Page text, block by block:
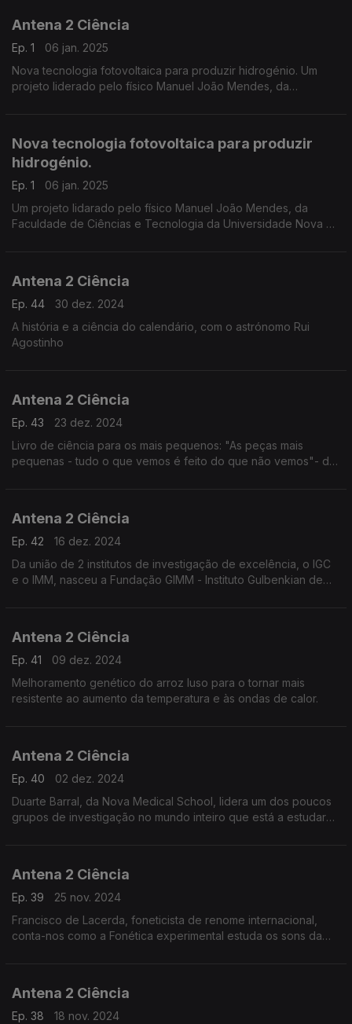
Antena 2 Ciência
Ep. 1
06 jan. 2025
Nova tecnologia fotovoltaica para produzir hidrogénio. Um
projeto liderado pelo físico Manuel João Mendes, da
Nova tecnologia fotovoltaica para produzir
hidrogénio.
Ep. 1
06 jan. 2025
Um projeto lidarado pelo físico Manuel João Mendes, da
Faculdade de Ciências e Tecnologia da Universidade Nova de
Antena 2 Ciência
Ep. 44
30 dez. 2024
A história e a ciência do calendário, com o astrónomo Rui
Agostinho
Antena 2 Ciência
Ep. 43
23 dez. 2024
Livro de ciência para os mais pequenos: "As peças mais
pequenas - tudo o que vemos é feito do que não vemos"- de
Antena 2 Ciência
Ep. 42
16 dez. 2024
Da união de 2 institutos de investigação de excelência, o IGC
e o IMM, nasceu a Fundação GIMM - Instituto Gulbenkian de
Antena 2 Ciência
Ep. 41
09 dez. 2024
Melhoramento genético do arroz luso para o tornar mais
resistente ao aumento da temperatura e às ondas de calor.
Antena 2 Ciência
Ep. 40
02 dez. 2024
Duarte Barral, da Nova Medical School, lidera um dos poucos
grupos de investigação no mundo inteiro que está a estudar
Antena 2 Ciência
Ep. 39
25 nov. 2024
Francisco de Lacerda, foneticista de renome internacional,
conta-nos como a Fonética experimental estuda os sons da
Antena 2 Ciência
Ep. 38
18 nov. 2024